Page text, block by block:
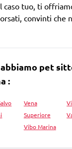
caso tuo, ti
convinti che
pet
:
Vena
Superiore
Vibo Marina